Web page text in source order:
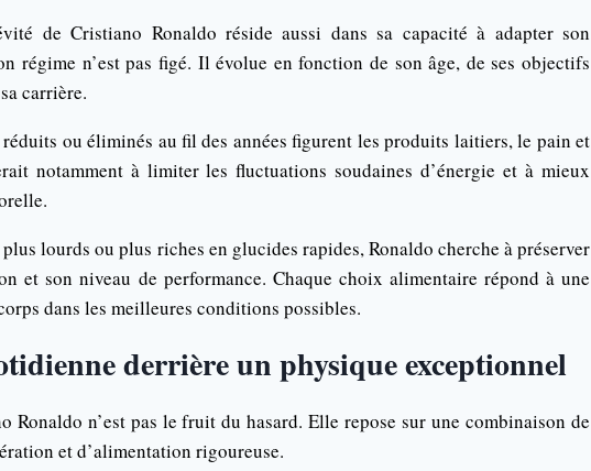
de Cristiano Ronaldo réside aussi dans sa capacité à adapter son
régime n’est pas figé. Il évolue en fonction de son âge, de ses objectifs
carrière.
ou éliminés au fil des années figurent les produits laitiers, le pain et
notamment à limiter les fluctuations soudaines d’énergie et à mieux
lourds ou plus riches en glucides rapides, Ronaldo cherche à préserver
et son niveau de performance. Chaque choix alimentaire répond à une
dans les meilleures conditions possibles.
derrière un physique exceptionnel
Ronaldo n’est pas le fruit du hasard. Elle repose sur une combinaison de
et d’alimentation rigoureuse.